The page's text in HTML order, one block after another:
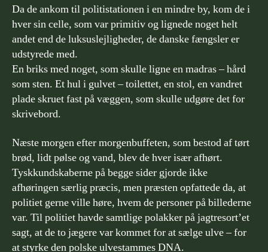
Da de ankom til politistationen i en mindre by, kom de i
hver sin celle, som var primitiv og lignede noget helt
andet end de luksuslejligheder, de danske fængsler er
udstyrede med.
En briks med noget, som skulle ligne en madras – hård
som sten. Et hul i gulvet – toilettet, en stol, en vandret
plade skruet fast på væggen, som skulle udgøre det for
skrivebord.
Næste morgen efter morgenbuffeten, som bestod af tørt
brød, lidt pølse og vand, blev de hver især afhørt.
Tyskkundskaberne på begge sider gjorde ikke
afhøringen særlig præcis, men præsten opfattede da, at
politiet gerne ville høre, hvem de personer på billederne
var. Til politiet havde samtlige polakker på jagtresort’et
sagt, at de to jægere var kommet for at sælge ulve – for
at styrke den polske ulvestammes DNA.